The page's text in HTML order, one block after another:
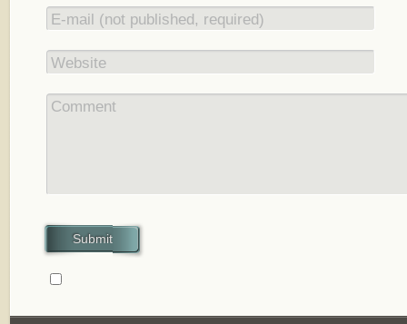
E-mail (not published, required)
Website
Comment
Submit